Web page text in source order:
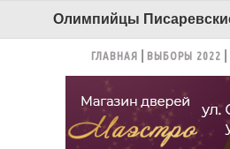
ГЛАВНАЯ ВЫБОРЫ 2022